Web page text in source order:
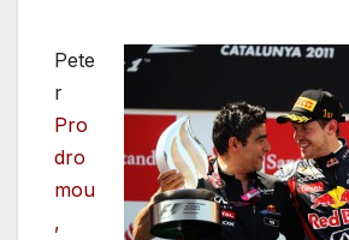
Pete
r
Pro
dro
mou
,